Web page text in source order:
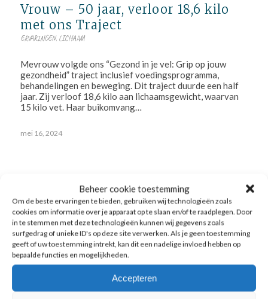
Beheer cookie toestemming
Om de beste ervaringen te bieden, gebruiken wij technologieën zoals
cookies om informatie over je apparaat op te slaan en/of te raadplegen. Door
in te stemmen met deze technologieën kunnen wij gegevens zoals
surfgedrag of unieke ID's op deze site verwerken. Als je geen toestemming
geeft of uw toestemming intrekt, kan dit een nadelige invloed hebben op
bepaalde functies en mogelijkheden.
Accepteren
Vrouw – 50 jaar, verloor 18,6 kilo
met ons Traject
ERVARINGEN, LICHAAM
Mevrouw volgde ons “Gezond in je vel: Grip op jouw
gezondheid” traject inclusief voedingsprogramma,
behandelingen en beweging. Dit traject duurde een half
jaar. Zij verloof 18,6 kilo aan lichaamsgewicht, waarvan
15 kilo vet. Haar buikomvang…
mei 16, 2024
Over LijfStijling
LijfStijlingis gegroeid tot een specialistisch team